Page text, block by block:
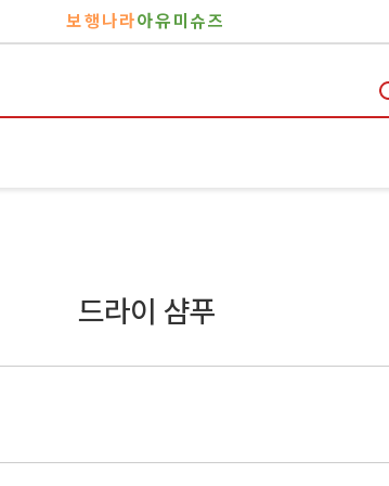
보행나라아유미슈즈
드라이 샴푸